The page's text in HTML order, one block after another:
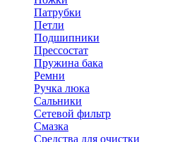
Патрубки
Петли
Подшипники
Прессостат
Пружина бака
Ремни
Ручка люка
Сальники
Сетевой фильтр
Смазка
Средства для очистки